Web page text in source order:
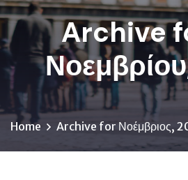
Archive
Home Archive for Νοέμβριος,